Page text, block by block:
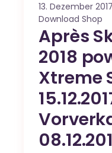
13. Dezember 2017
Download Shop
Après
2018
Xtreme